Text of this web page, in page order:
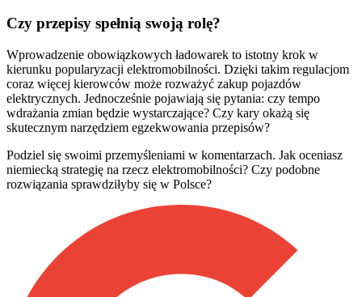
Czy przepisy spełnią swoją rolę?
Wprowadzenie obowiązkowych ładowarek to istotny krok w
kierunku popularyzacji elektromobilności. Dzięki takim regulacjom
coraz więcej kierowców może rozważyć zakup pojazdów
elektrycznych. Jednocześnie pojawiają się pytania: czy tempo
wdrażania zmian będzie wystarczające? Czy kary okażą się
skutecznym narzędziem egzekwowania przepisów?
Podziel się swoimi przemyśleniami w komentarzach. Jak oceniasz
niemiecką strategię na rzecz elektromobilności? Czy podobne
rozwiązania sprawdziłyby się w Polsce?